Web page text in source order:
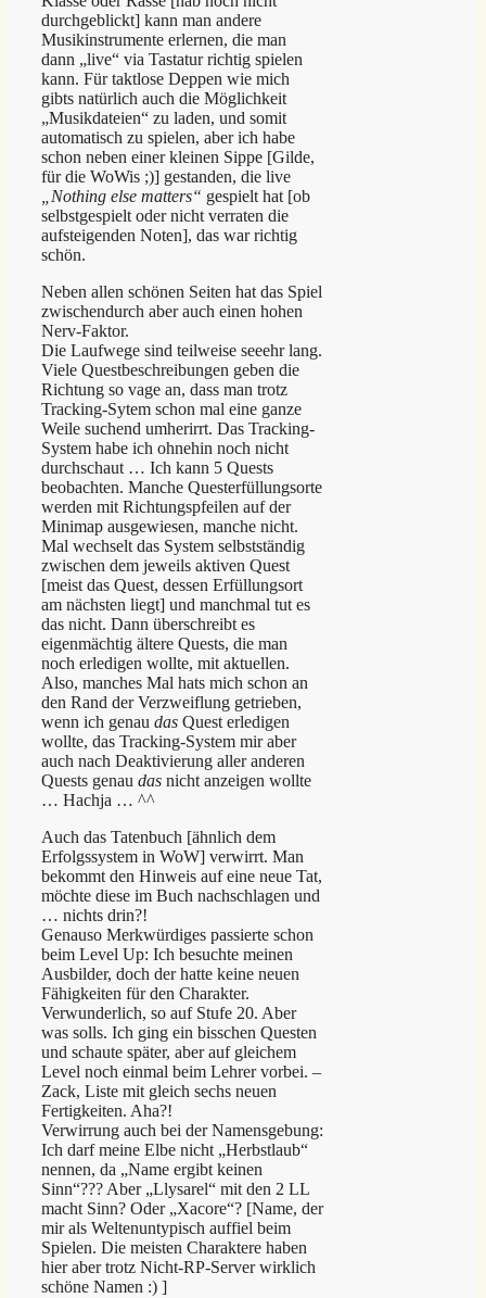
durchgeblickt] kann man andere
Musikinstrumente erlernen, die man
dann „live“ via Tastatur richtig spielen
kann. Für taktlose Deppen wie mich
gibts natürlich auch die Möglichkeit
„Musikdateien“ zu laden, und somit
automatisch zu spielen, aber ich habe
schon neben einer kleinen Sippe [Gilde,
für die WoWis ;)] gestanden, die live
„Nothing else matters“ gespielt hat [ob
selbstgespielt oder nicht verraten die
aufsteigenden Noten], das war richtig
schön.
Neben allen schönen Seiten hat das Spiel
zwischendurch aber auch einen hohen
Nerv-Faktor.
Die Laufwege sind teilweise seeehr lang.
Viele Questbeschreibungen geben die
Richtung so vage an, dass man trotz
Tracking-Sytem schon mal eine ganze
Weile suchend umherirrt. Das Tracking-
System habe ich ohnehin noch nicht
durchschaut … Ich kann 5 Quests
beobachten. Manche Questerfüllungsorte
werden mit Richtungspfeilen auf der
Minimap ausgewiesen, manche nicht.
Mal wechselt das System selbstständig
zwischen dem jeweils aktiven Quest
[meist das Quest, dessen Erfüllungsort
am nächsten liegt] und manchmal tut es
das nicht. Dann überschreibt es
eigenmächtig ältere Quests, die man
noch erledigen wollte, mit aktuellen.
Also, manches Mal hats mich schon an
den Rand der Verzweiflung getrieben,
wenn ich genau das Quest erledigen
wollte, das Tracking-System mir aber
auch nach Deaktivierung aller anderen
Quests genau das nicht anzeigen wollte
… Hachja … ^^
Auch das Tatenbuch [ähnlich dem
Erfolgssystem in WoW] verwirrt. Man
bekommt den Hinweis auf eine neue Tat,
möchte diese im Buch nachschlagen und
… nichts drin?!
Genauso Merkwürdiges passierte schon
beim Level Up: Ich besuchte meinen
Ausbilder, doch der hatte keine neuen
Fähigkeiten für den Charakter.
Verwunderlich, so auf Stufe 20. Aber
was solls. Ich ging ein bisschen Questen
und schaute später, aber auf gleichem
Level noch einmal beim Lehrer vorbei. –
Zack, Liste mit gleich sechs neuen
Fertigkeiten. Aha?!
Verwirrung auch bei der Namensgebung:
Ich darf meine Elbe nicht „Herbstlaub“
nennen, da „Name ergibt keinen
Sinn“??? Aber „Llysarel“ mit den 2 LL
macht Sinn? Oder „Xacore“? [Name, der
mir als Weltenuntypisch auffiel beim
Spielen. Die meisten Charaktere haben
hier aber trotz Nicht-RP-Server wirklich
schöne Namen :) ]